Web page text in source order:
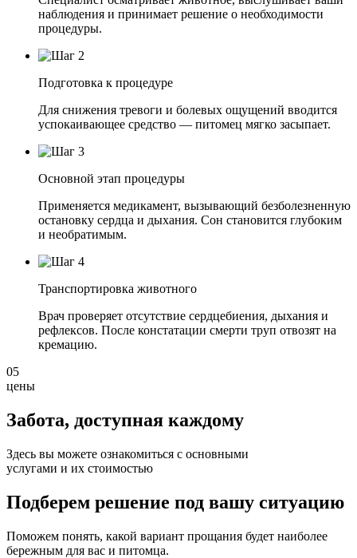
наблюдения и принимает решение о необходимости
процедуры.
Подготовка к процедуре
Для снижения тревоги и болевых ощущений вводится
успокаивающее средство — питомец мягко засыпает.
Основной этап процедуры
Применяется медикамент, вызывающий безболезненную
остановку сердца и дыхания. Сон становится глубоким
и необратимым.
Транспортировка животного
Врач проверяет отсутствие сердцебиения, дыхания и
рефлексов. После констатации смерти труп отвозят на
кремацию.
05
цены
Забота, доступная каждому
Здесь вы можете ознакомиться с основными
услугами и их стоимостью
Подберем решение под вашу ситуацию
Поможем понять, какой вариант прощания будет наиболее
бережным для вас и питомца.